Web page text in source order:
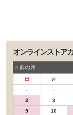
オンラインストア
< 前の⽉
日 月
-
-
2
3
9
10